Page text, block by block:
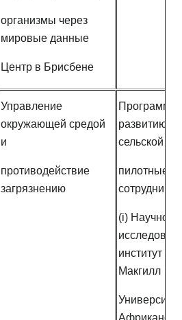
организмы через
мировые данные
Центр в Брисбене
Управление
окружающей средой
и
противодействие
загрязнению
развитию
сельской
пилотные
(i) Научно-
институт
Макгилл